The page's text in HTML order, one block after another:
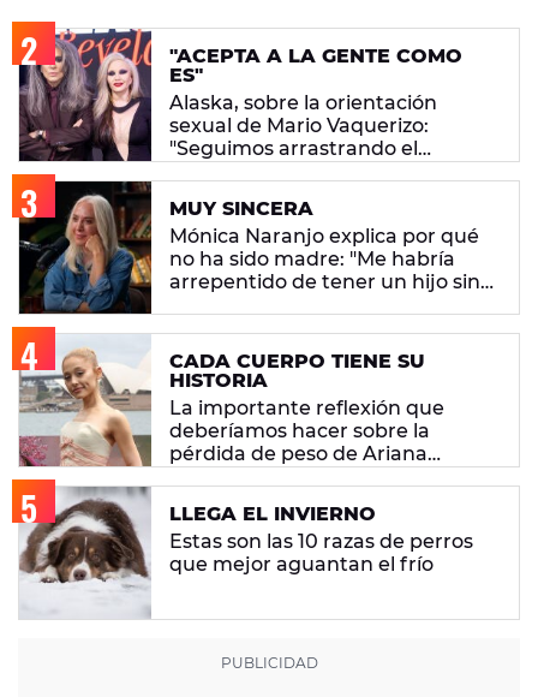
"ACEPTA A LA GENTE COMO
ES"
Alaska, sobre la orientación
sexual de Mario Vaquerizo:
"Seguimos arrastrando el
MUY SINCERA
Mónica Naranjo explica por qué
no ha sido madre: "Me habría
arrepentido de tener un hijo sin
CADA CUERPO TIENE SU
HISTORIA
La importante reflexión que
deberíamos hacer sobre la
pérdida de peso de Ariana
LLEGA EL INVIERNO
Estas son las 10 razas de perros
que mejor aguantan el frío